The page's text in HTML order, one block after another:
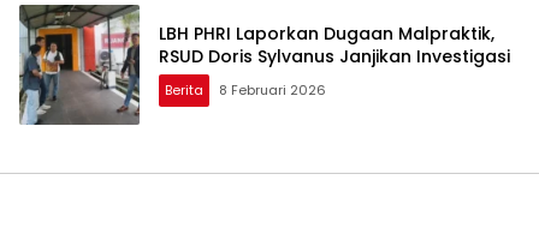
LBH PHRI Laporkan Dugaan Malpraktik,
RSUD Doris Sylvanus Janjikan Investigasi
Berita 8 Februari 2026